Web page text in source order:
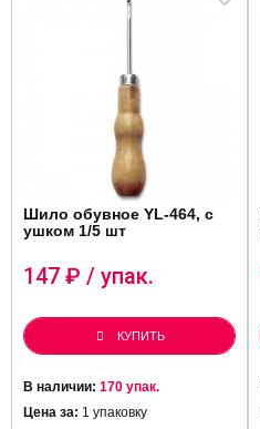
Шило обувное YL-464, с
ушком 1/5 шт
147 ₽ / упак.
КУПИТЬ
В наличии: 170 упак.
Цена за: 1 упаковку